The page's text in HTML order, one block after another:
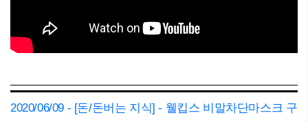
2020/06/09 - [돈/돈버는 지식] - 웰킵스 비말차단마스크 구